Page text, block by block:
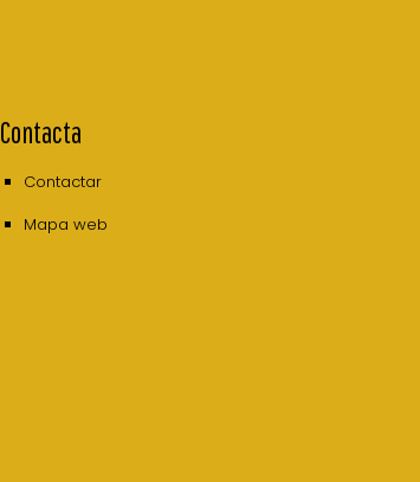
Contacta
Contactar
Mapa web